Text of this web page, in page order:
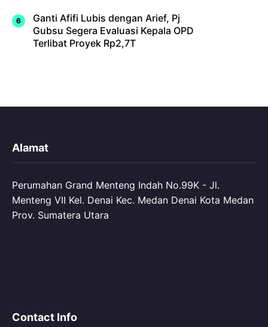
Ganti Afifi Lubis dengan Arief, Pj
Gubsu Segera Evaluasi Kepala OPD
Terlibat Proyek Rp2,7T
Alamat
Perumahan Grand Menteng Indah No.99K - Jl.
Menteng VII Kel. Denai Kec. Medan Denai Kota Medan
Prov. Sumatera Utara
Contact Info